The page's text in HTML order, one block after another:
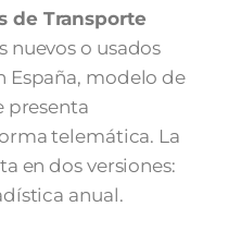
de Transporte
nuevos o usados
España, modelo de
presenta
telemática. La
en dos versiones:
anual.